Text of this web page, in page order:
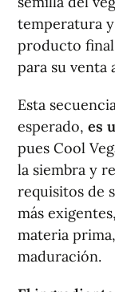
temperatura
producto
para su venta
Esta
esperado, es
pues Cool
la siembra y
requisitos de
más
materia
maduración.